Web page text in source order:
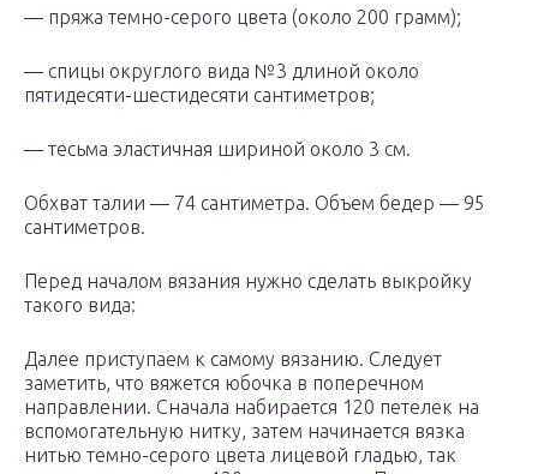
— пряжа темно-серого цвета (около 200 грамм);
— спицы округлого вида №3 длиной около
пятидесяти-шестидесяти сантиметров;
— тесьма эластичная шириной около 3 см.
Обхват талии — 74 сантиметра. Объем бедер — 95
сантиметров.
Перед началом вязания нужно сделать выкройку
такого вида:
Далее приступаем к самому вязанию. Следует
заметить, что вяжется юбочка в поперечном
направлении. Сначала набирается 120 петелек на
вспомогательную нитку, затем начинается вязка
нитью темно-серого цвета лицевой гладью, так